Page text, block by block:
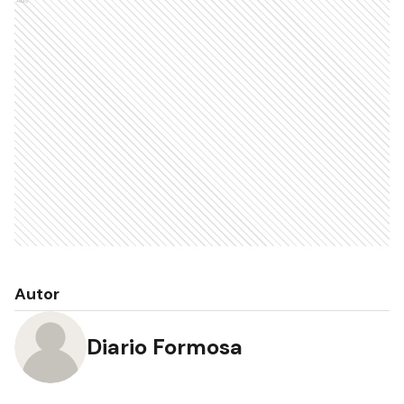
Autor
Diario Formosa